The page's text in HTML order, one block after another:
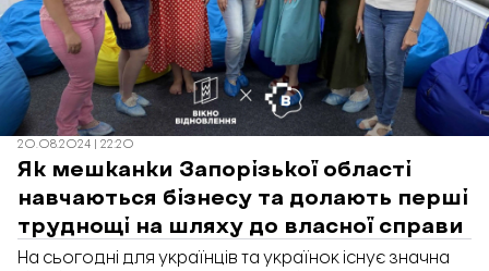
20.08.2024 | 22:20
Як мешканки Запорізької області
навчаються бізнесу та долають перші
труднощі на шляху до власної справи
На сьогодні для українців та українок існує значна